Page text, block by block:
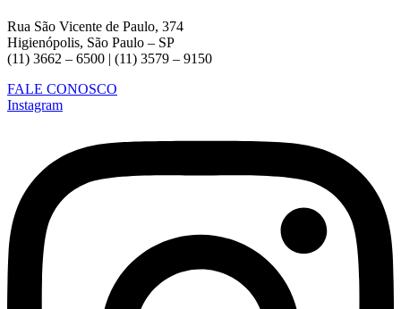
Rua São Vicente de Paulo, 374
Higienópolis, São Paulo – SP
(11) 3662 – 6500 | (11) 3579 – 9150
FALE CONOSCO
Instagram